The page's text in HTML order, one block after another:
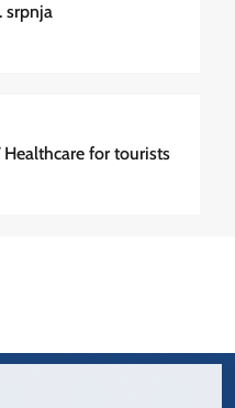
srpnja
for tourists